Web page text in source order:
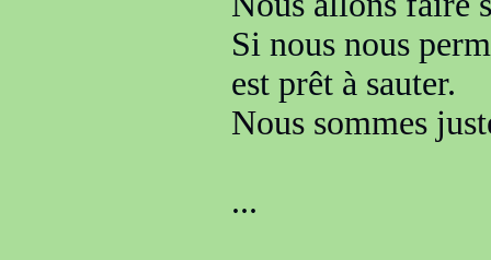
Si nous nous
est prêt à sauter.
Nous sommes
...